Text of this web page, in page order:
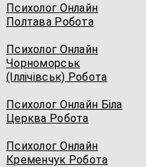
Психолог Онлайн
Полтава Робота
Психолог Онлайн
Чорноморськ
(Іллічівськ) Робота
Психолог Онлайн Біла
Церква Робота
Психолог Онлайн
Кременчук Робота